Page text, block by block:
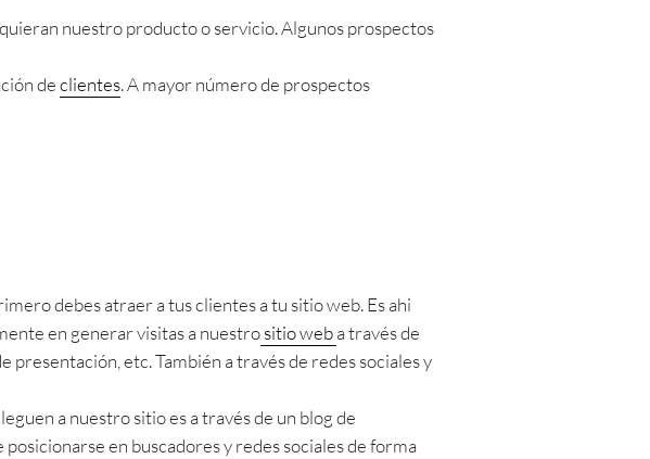
nuestro producto o servicio. Algunos prospectos
declientes. A mayor número de prospectos
debes atraer a tus clientes a tu sitio web. Es ahi
en generar visitas a nuestrositio weba través de
etc. También a través de redes sociales y
a nuestro sitio es a través de un blog de
en buscadores y redes sociales de forma